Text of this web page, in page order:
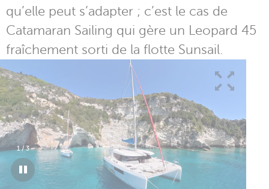
qu’elle peut s’adapter ; c’est le cas de
Catamaran Sailing qui gère un Leopard 45
fraîchement sorti de la flotte Sunsail.
1/3